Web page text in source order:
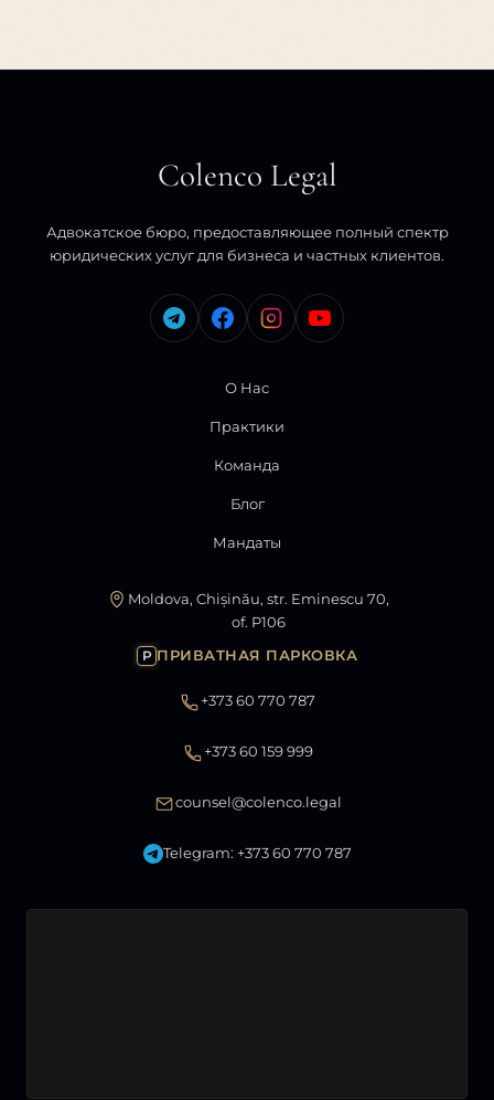
Colenco Legal
Адвокатское бюро, предоставляющее полный спектр
юридических услуг для бизнеса и частных клиентов.
О Нас
Практики
Команда
Блог
Мандаты
Moldova, Chișinău, str. Eminescu 70,
of. P106
P ПРИВАТНАЯ ПАРКОВКА
+373 60 770 787
+373 60 159 999
counsel@colenco.legal
Telegram: +373 60 770 787